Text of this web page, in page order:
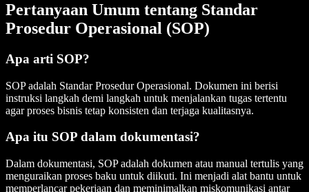
Pertanyaan Umum tentang Standar
Prosedur Operasional (SOP)
Apa arti SOP?
SOP adalah Standar Prosedur Operasional. Dokumen ini berisi
instruksi langkah demi langkah untuk menjalankan tugas tertentu
agar proses bisnis tetap konsisten dan terjaga kualitasnya.
Apa itu SOP dalam dokumentasi?
Dalam dokumentasi, SOP adalah dokumen atau manual tertulis yang
menguraikan proses baku untuk diikuti. Ini menjadi alat bantu untuk
memperlancar pekerjaan dan meminimalkan miskomunikasi antar